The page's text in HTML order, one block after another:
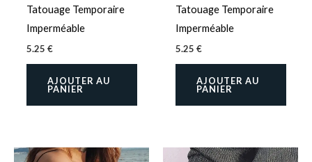
Tatouage Temporaire
Imperméable
5.25 €
AJOUTER AU
PANIER
Tatouage Temporaire
Imperméable
5.25 €
AJOUTER AU
PANIER